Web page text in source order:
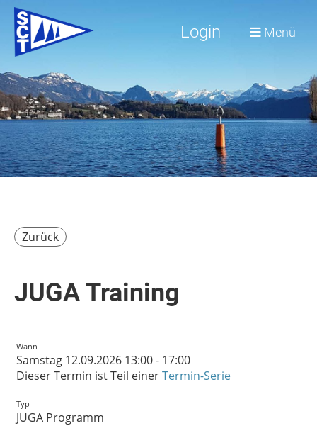
Login Menü
Zurück
JUGA Training
Wann
Samstag 12.09.2026 13:00 - 17:00
Dieser Termin ist Teil einerTermin-Serie
Typ
JUGA Programm